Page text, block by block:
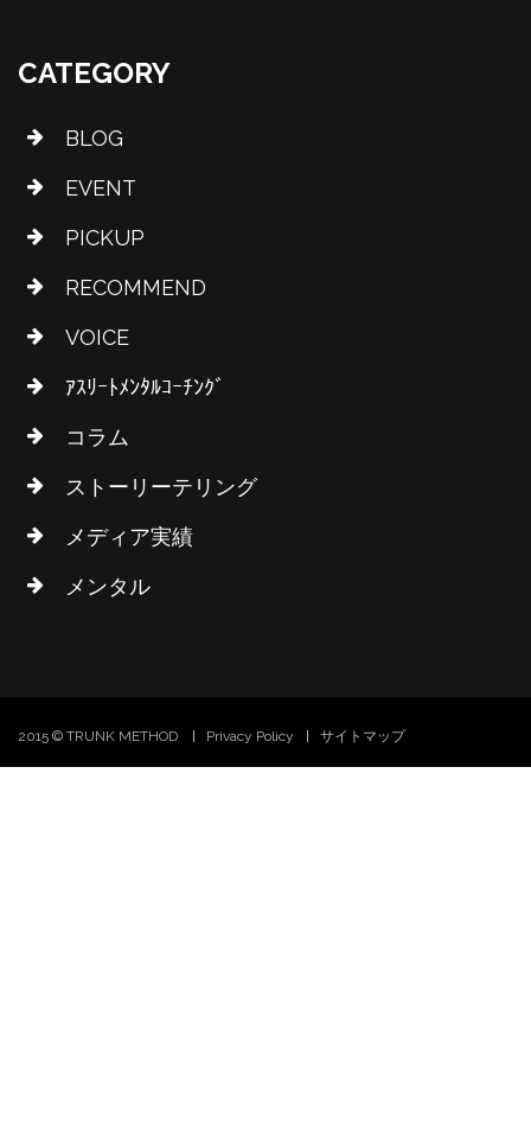
CATEGORY
BLOG
EVENT
PICKUP
RECOMMEND
VOICE
ｱｽﾘｰﾄﾒﾝﾀﾙｺｰﾁﾝｸﾞ
コラム
ストーリーテリング
メディア実績
メンタル
2015 © TRUNK METHOD Privacy Policy サイトマップ